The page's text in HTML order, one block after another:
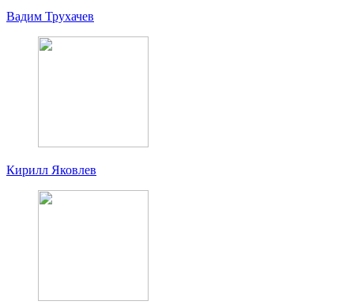
Вадим Трухачев
Кирилл Яковлев